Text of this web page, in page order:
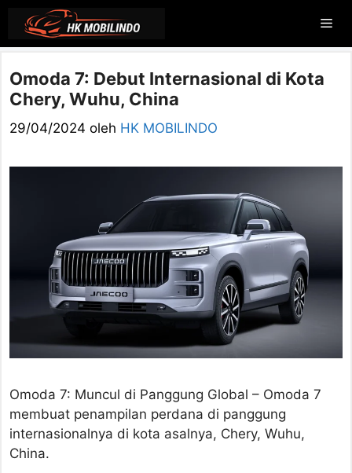
Langsung
isi
Omoda 7: Debut Internasional di Kota
Chery, Wuhu, China
29/04/2024 oleh HK MOBILINDO
Omoda 7: Muncul di Panggung Global – Omoda 7
membuat penampilan perdana di panggung
internasionalnya di kota asalnya, Chery, Wuhu,
China.